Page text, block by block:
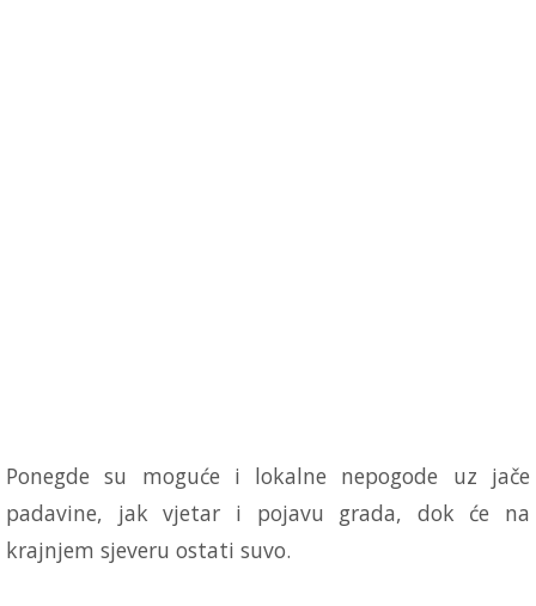
Ponegde su moguće i lokalne nepogode uz jače
padavine, jak vjetar i pojavu grada, dok će na
krajnjem sjeveru ostati suvo.